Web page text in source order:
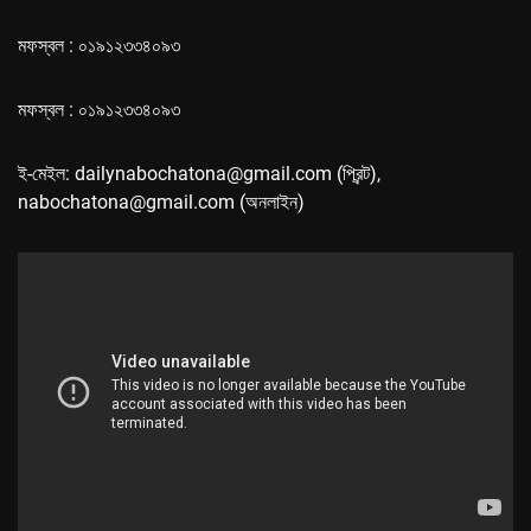
মফস্বল : ০১৯১২৩৩৪০৯৩
মফস্বল : ০১৯১২৩৩৪০৯৩
ই-মেইল: dailynabochatona@gmail.com (প্রিন্ট),
nabochatona@gmail.com (অনলাইন)